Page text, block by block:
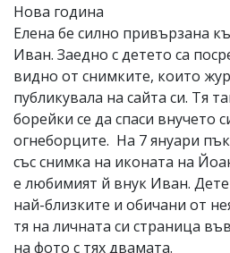
Нова година
Елена бе силно привързана
Иван. Заедно с детето са
видно от снимките, които
публикувала на сайта си. Тя
борейки се да спаси внучето
огнеборците. На 7 януари пък
със снимка на иконата на
е любимият й внук Иван.
най-близките и обичани от
тя на личната си страница
на фото с тях двамата.